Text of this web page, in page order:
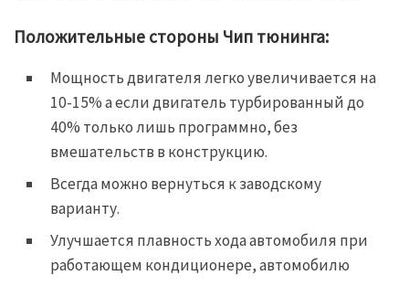
Положительные стороны Чип тюнинга:
Мощность двигателя легко увеличивается на
10-15% а если двигатель турбированный до
40% только лишь программно, без
вмешательств в конструкцию.
Всегда можно вернуться к заводскому
варианту.
Улучшается плавность хода автомобиля при
работающем кондиционере, автомобилю